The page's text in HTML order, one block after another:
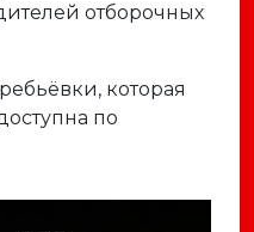
отборочных
которая
по